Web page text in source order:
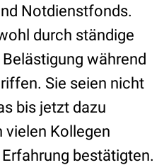
Notdienstfonds.
durch ständige
während
Sie seien nicht
bis jetzt dazu
vielen Kollegen
bestätigten.